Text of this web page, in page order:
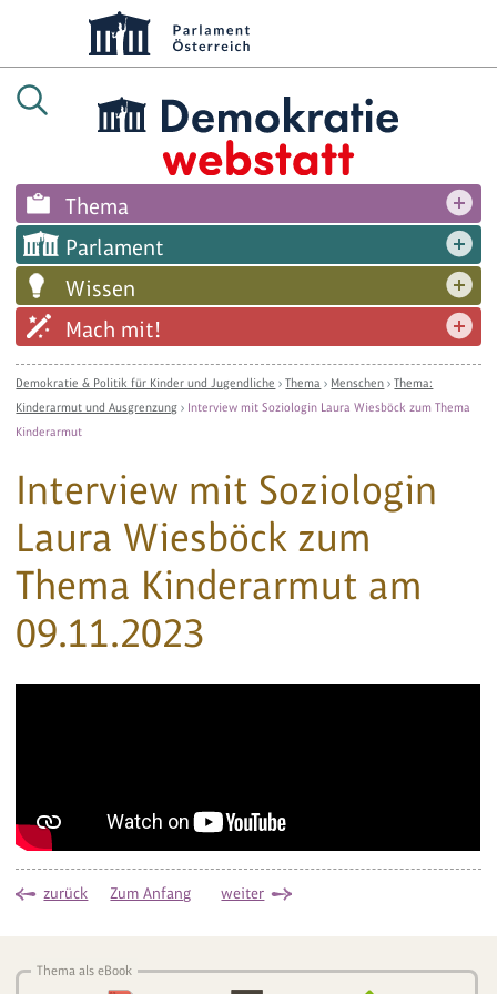
Thema
Parlament
Wissen
Mach mit!
Demokratie & Politik für Kinder und Jugendliche ›Thema › Menschen ›Thema:
Kinderarmut und Ausgrenzung › Interview mit Soziologin Laura Wiesböck zum Thema
Kinderarmut
Interview mit Soziologin
Laura Wiesböck zum
Thema Kinderarmut am
09.11.2023
zurück Zum Anfang weiter
Thema als eBook